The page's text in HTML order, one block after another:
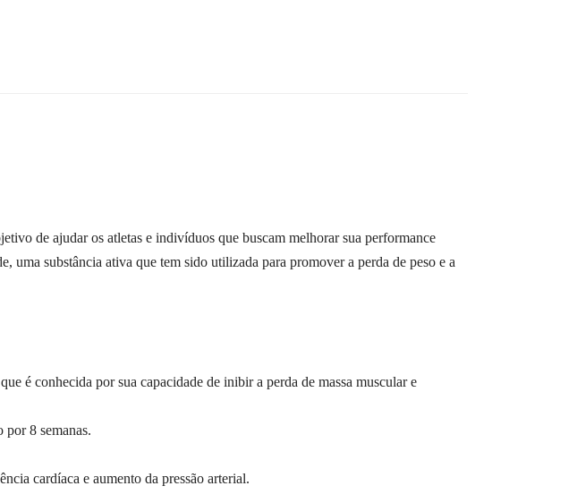
de ajudar os atletas e indivíduos que buscam melhorar sua performance
substância ativa que tem sido utilizada para promover a perda de peso e a
é conhecida por sua capacidade de inibir a perda de massa muscular e
8 semanas.
cardíaca e aumento da pressão arterial.